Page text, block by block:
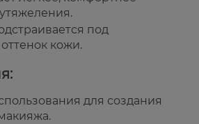
под
кожи.
для создания